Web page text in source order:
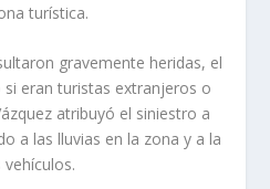
turística.
gravemente heridas, el
eran turistas extranjeros o
atribuyó el siniestro a
a las lluvias en la zona y a la